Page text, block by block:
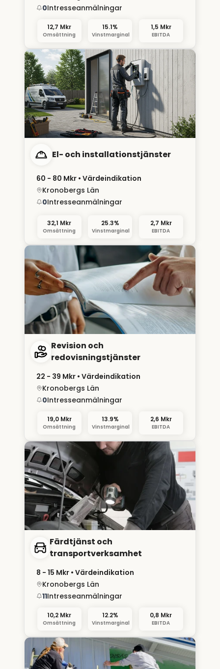
0Intresseanmälningar
12,7 Mkr
Omsättning
15.1%
Vinstmarginal
1,5 Mkr
EBITDA
El- och installationstjänster
60 - 80 Mkr • Värdeindikation
Kronobergs Län
0Intresseanmälningar
32,1 Mkr
Omsättning
25.3%
Vinstmarginal
2,7 Mkr
EBITDA
Revision och
redovisningstjänster
22 - 39 Mkr • Värdeindikation
Kronobergs Län
0Intresseanmälningar
19,0 Mkr
Omsättning
13.9%
Vinstmarginal
2,6 Mkr
EBITDA
Färdtjänst och
transportverksamhet
8 - 15 Mkr • Värdeindikation
Kronobergs Län
11Intresseanmälningar
10,2 Mkr
Omsättning
12.2%
Vinstmarginal
0,8 Mkr
EBITDA